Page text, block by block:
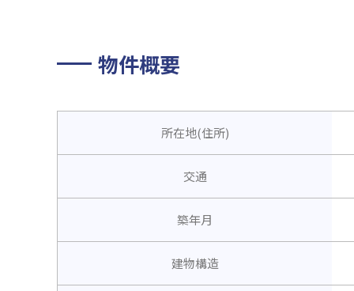
物件概要
所在地(住所)
交通
築年月
建物構造